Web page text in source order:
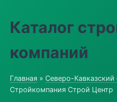
Каталог
компаний
Главная » Северо-
Стройкомпания Строй Центр